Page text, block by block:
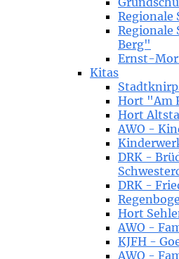
Regionale
Regionale
Berg"
Ernst-
Kitas
Hort "Am
Hort
AWO -
DRK -
DRK -
Hort
AWO -
KJFH -
AWO -